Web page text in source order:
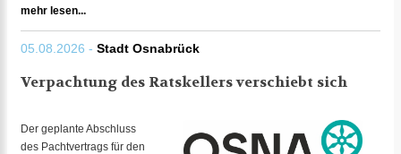
mehr lesen...
05.08.2026 - Stadt Osnabrück
Verpachtung des Ratskellers verschiebt sich
Der geplante Abschluss
des Pachtvertrags für den